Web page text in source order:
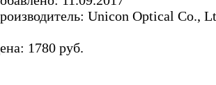
Unicon Optical Co.,
1780 руб.